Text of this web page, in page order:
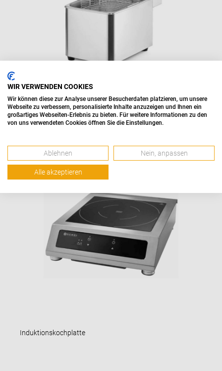
Fritteuse
Induktionskochplatte
WIR VERWENDEN COOKIES
Wir können diese zur Analyse unserer Besucherdaten platzieren, um unsere
Webseite zu verbessern, personalisierte Inhalte anzuzeigen und Ihnen ein
großartiges Webseiten-Erlebnis zu bieten. Für weitere Informationen zu den
von uns verwendeten Cookies öffnen Sie die Einstellungen.
Ablehnen Nein, anpassen
Alle akzeptieren